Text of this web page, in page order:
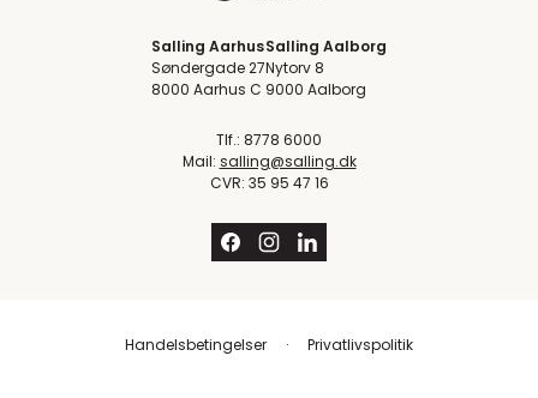
Salling Aarhus
Søndergade 27
8000 Aarhus C
Salling Aalborg
Nytorv 8
9000 Aalborg
Tlf.: 8778 6000
Mail: salling@salling.dk
CVR: 35 95 47 16
Handelsbetingelser Privatlivspolitik